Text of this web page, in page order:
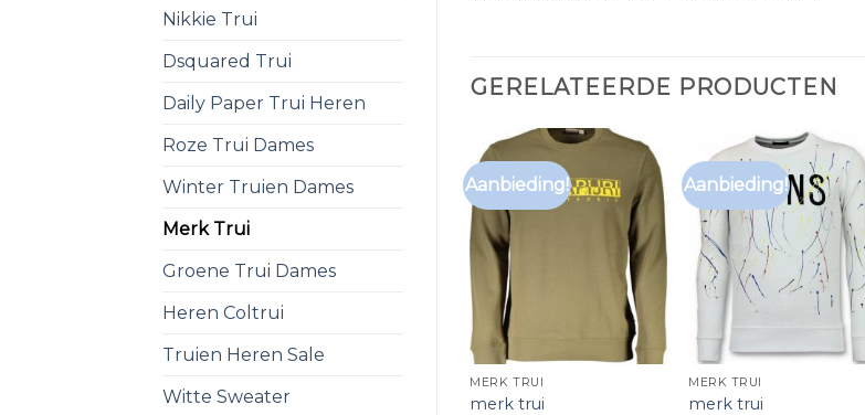
Nikkie Trui
Dsquared Trui
Daily Paper Trui Heren
Roze Trui Dames
Winter Truien Dames
Merk Trui
Groene Trui Dames
Heren Coltrui
Truien Heren Sale
Witte Sweater
GERELATEERDE PRODUCTEN
Aanbieding!
MERK TRUI
merk trui
Aanbieding!
MERK TRUI
merk trui